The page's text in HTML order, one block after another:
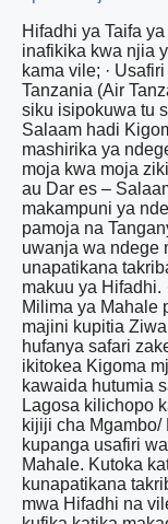
Hifadhi ya Taifa
inafikika kwa njia
kama vile; ·
Tanzania (Air
siku isipokuwa tu
Salaam hadi
mashirika ya
moja kwa moja
au Dar es –
makampuni ya
pamoja na
uwanja wa ndege
unapatikana
makuu ya Hifadhi.
Milima ya Mahale
majini kupitia
hufanya safari
ikitokea Kigoma
kawaida hutumia
Lagosa kilichopo
kijiji cha
kupanga usafiri
Mahale. Kutoka
kunapatikana
mwa Hifadhi na